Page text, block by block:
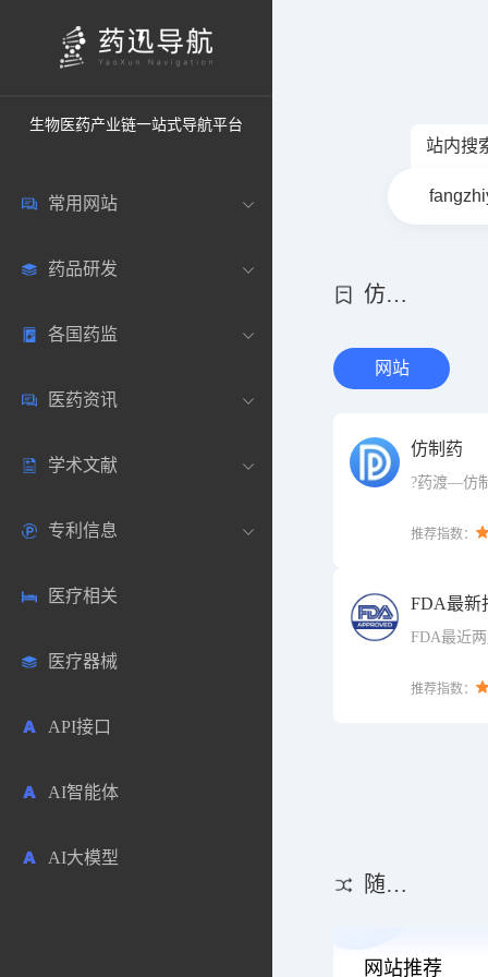
生物医药产业链一站式导航平台
常用网站
中国常用
药圈资讯
邮箱登录
药典网站
药品研发
药研数据库
药品说明书
药物临床
生物数据库
药品市场信息
合成化工
药物分析
毒性数据库
原辅料包材
各国药监
中国
美国
欧洲
日本
其他各国
医药资讯
医药新闻
医药论坛
药研咨询
医药科普
学术文献
学术搜索
SciHub文献
文献下载
文献管理
专利信息
各国专利局官方查询
医药专利
商业专利数据库
免费专利库
医疗相关
医疗器械
API接口
AI智能体
AI大模型
站内搜
仿制药
网站
仿制药
?药渡—仿
推荐指数：
FDA最新
FDA最近
推荐指数：
随机推荐
网站推荐